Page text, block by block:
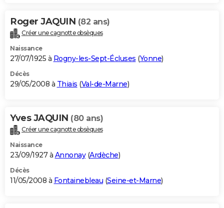
Roger JAQUIN (82 ans)
Créer une cagnotte obsèques
Naissance
27/07/1925 à Rogny-les-Sept-Écluses (Yonne)
Décès
29/05/2008 à Thiais (Val-de-Marne)
Yves JAQUIN (80 ans)
Créer une cagnotte obsèques
Naissance
23/09/1927 à Annonay(Ardèche)
Décès
11/05/2008 à Fontainebleau (Seine-et-Marne)